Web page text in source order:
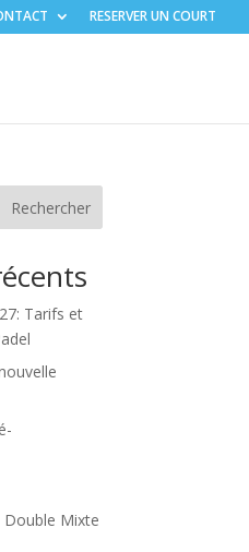
RESERVER UN COURT
Rechercher
Tarifs et
Mixte